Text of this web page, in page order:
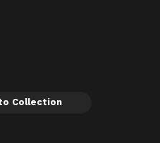
Collection